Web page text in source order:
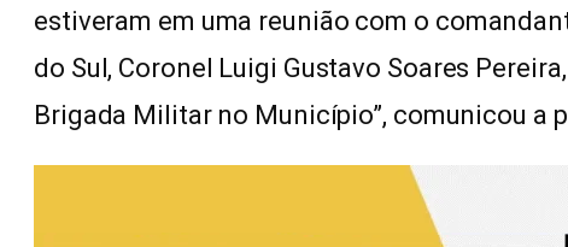
estiveram em uma reunião com o
do Sul, Coronel Luigi Gustavo Soares
Brigada Militar no Município”, comunicou a